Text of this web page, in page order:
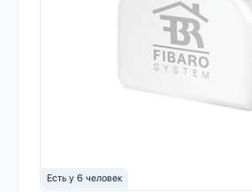
Есть у 6 человек